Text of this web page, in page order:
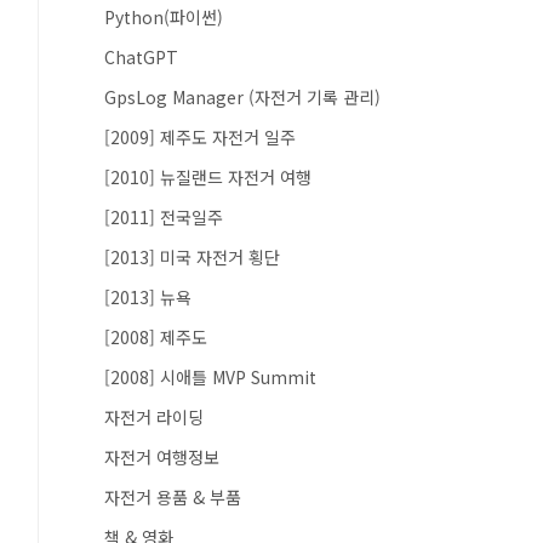
Python(파이썬)
ChatGPT
GpsLog Manager (자전거 기록 관리)
[2009] 제주도 자전거 일주
[2010] 뉴질랜드 자전거 여행
[2011] 전국일주
[2013] 미국 자전거 횡단
[2013] 뉴욕
[2008] 제주도
[2008] 시애틀 MVP Summit
자전거 라이딩
자전거 여행정보
자전거 용품 & 부품
책 & 영화